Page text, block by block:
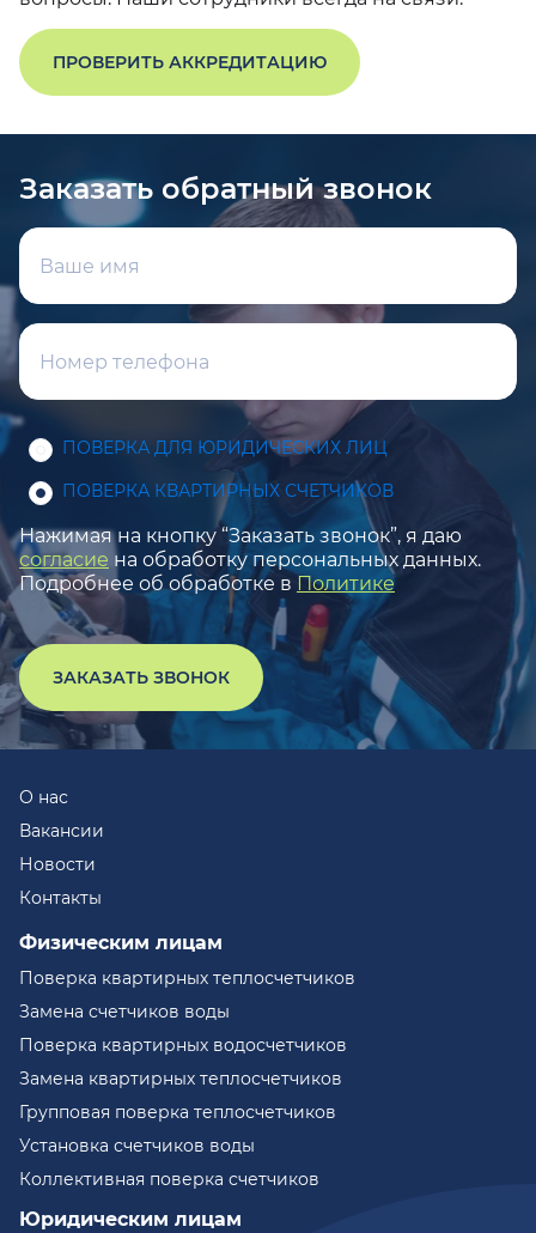
ПРОВЕРИТЬ АККРЕДИТАЦИЮ
Заказать обратный звонок
ПОВЕРКА ДЛЯ ЮРИДИЧЕСКИХ ЛИЦ
ПОВЕРКА КВАРТИРНЫХ СЧЕТЧИКОВ
Нажимая на кнопку “Заказать звонок”, я даю
согласие на обработку персональных данных.
Подробнее об обработке в Политике
ЗАКАЗАТЬ ЗВОНОК
О нас
Вакансии
Новости
Контакты
Физическим лицам
Поверка квартирных теплосчетчиков
Замена счетчиков воды
Поверка квартирных водосчетчиков
Замена квартирных теплосчетчиков
Групповая поверка теплосчетчиков
Установка счетчиков воды
Коллективная поверка счетчиков
Юридическим лицам